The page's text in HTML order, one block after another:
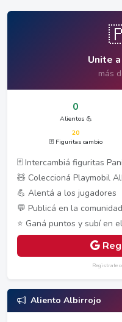
Unite
más
0
Alientos 💪
20
🃏 Figuritas cambio
🃏 Intercambiá figuritas
🧸 Coleccioná Playmobil
💪 Alentá a los jugadores
💬 Publicá en la comunidad
⭐ Ganá puntos y subí en
Registrate
Aliento Albirrojo